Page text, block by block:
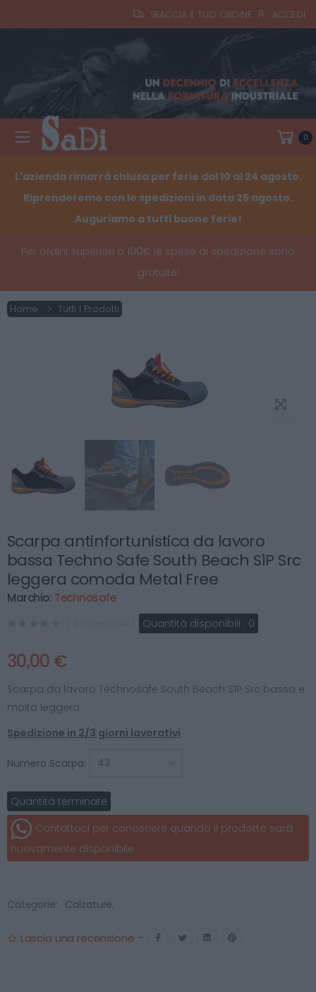
TRACCIA IL TUO ORDINE ACCEDI
Toggle mobile menu 0
L'azienda rimarrà chiusa per ferie dal 10 al 24 agosto.
Riprenderemo con le spedizioni in data 25 agosto.
Auguriamo a tutti buone ferie!
Per ordini superiori a 100€ le spese di spedizione sono
gratuite!
Home Tutti I Prodotti
Scarpa antinfortunistica da lavoro
bassa Techno Safe South Beach S1P Src
leggera comoda Metal Free
Marchio: Technosafe
Quantità disponibili : 0
30,00 €
Scarpa da lavoro Technosafe South Beach S1P Src bassa e
molto leggera
Spedizione in 2/3 giorni lavorativi
Numero Scarpa:
Quantità terminate
Contattaci per conoscere quando il prodotto sarà
nuovamente disponibile
Categorie: Calzature,
Lascia una recensione -